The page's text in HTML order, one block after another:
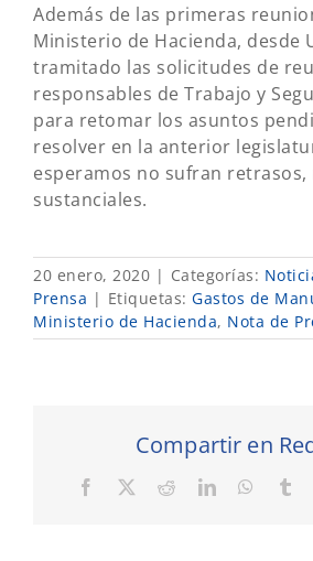
Además de las primeras
Ministerio de Hacienda, desde
tramitado las solicitudes de
responsables de Trabajo y
para retomar los asuntos
resolver en la anterior
esperamos no sufran retrasos,
sustanciales.
20 enero, 2020 | Categorías:
Prensa | Etiquetas: Gastos de
Ministerio de Hacienda, Nota de
Compartir en
Facebook RedditLinkedIn